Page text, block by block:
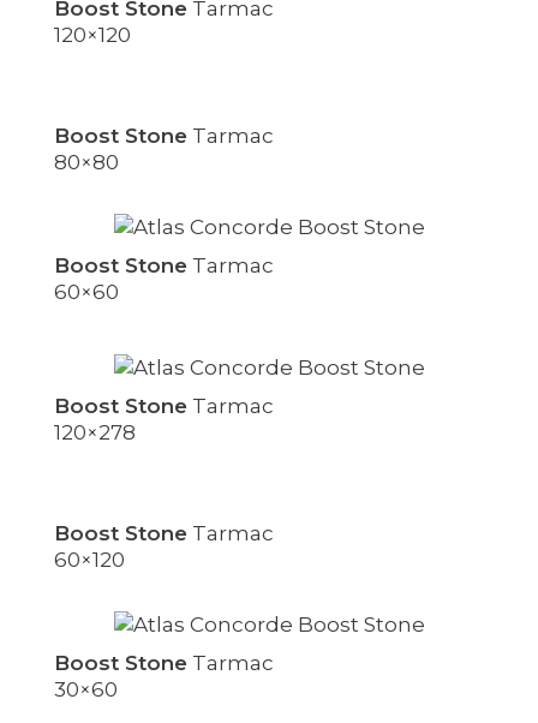
Boost Stone Tarmac
120×120
Boost Stone Tarmac
80×80
Boost Stone Tarmac
60×60
Boost Stone Tarmac
120×278
Boost Stone Tarmac
60×120
Boost Stone Tarmac
30×60